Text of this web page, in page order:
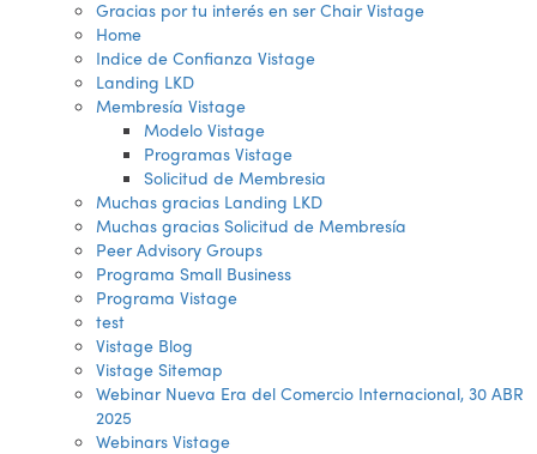
Gracias por tu interés en ser Chair Vistage
Home
Indice de Confianza Vistage
Landing LKD
Membresía Vistage
Modelo Vistage
Programas Vistage
Solicitud de Membresia
Muchas gracias Landing LKD
Muchas gracias Solicitud de Membresía
Peer Advisory Groups
Programa Small Business
Programa Vistage
test
Vistage Blog
Vistage Sitemap
Webinar Nueva Era del Comercio Internacional, 30 ABR
2025
Webinars Vistage